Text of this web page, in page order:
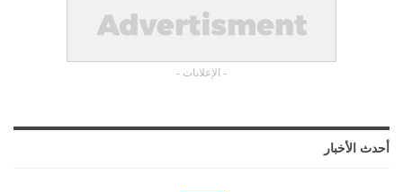
- الإعلانات -
أحدث الأخبار